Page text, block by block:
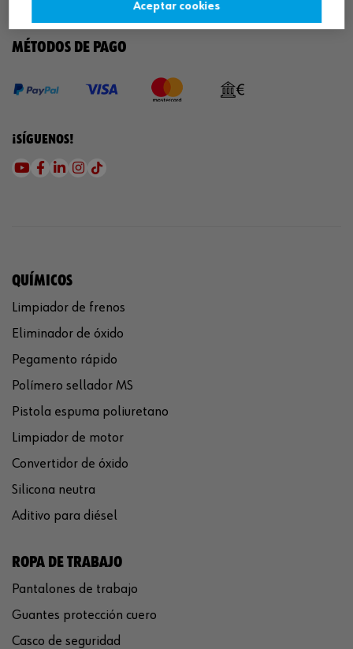
MÉTODOS DE PAGO
¡SÍGUENOS!
QUÍMICOS
Limpiador de frenos
Eliminador de óxido
Pegamento rápido
Polímero sellador MS
Pistola espuma poliuretano
Limpiador de motor
Convertidor de óxido
Silicona neutra
Aditivo para diésel
ROPA DE TRABAJO
Pantalones de trabajo
Guantes protección cuero
Casco de seguridad
Aceptar cookies